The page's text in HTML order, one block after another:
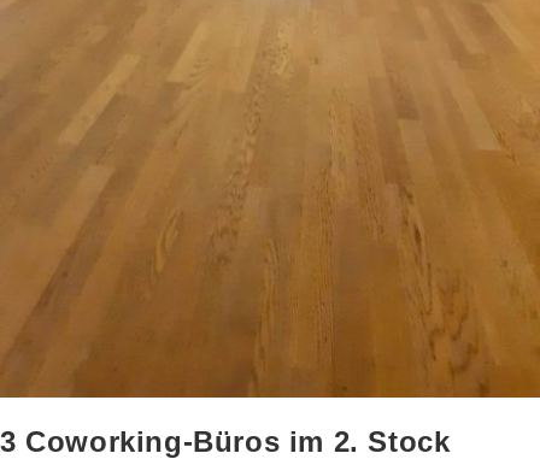
3 Coworking-Büros im 2. Stock